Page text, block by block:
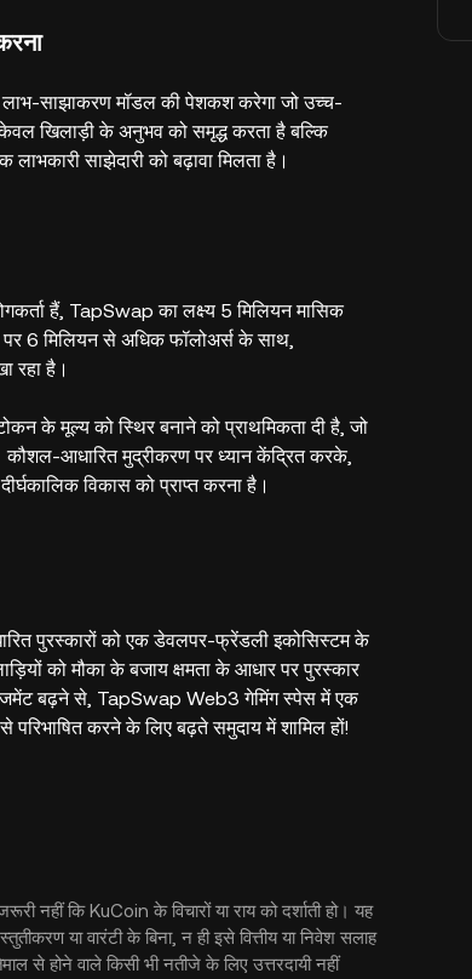
साझाकरण मॉडल की पेशकश करेगा जो उच्च-
केवल खिलाड़ी के अनुभव को समृद्ध करता है बल्कि
साझेदारी को बढ़ावा मिलता है।
हैं, TapSwap का लक्ष्य 5 मिलियन मासिक
6 मिलियन से अधिक फॉलोअर्स के साथ,
रहा है।
के मूल्य को स्थिर बनाने को प्राथमिकता दी है, जो
कौशल-आधारित मुद्रीकरण पर ध्यान केंद्रित करके,
विकास को प्राप्त करना है।
पुरस्कारों को एक डेवलपर-फ्रेंडली इकोसिस्टम के
को मौका के बजाय क्षमता के आधार पर पुरस्कार
बढ़ने से, TapSwap Web3 गेमिंग स्पेस में एक
करने के लिए बढ़ते समुदाय में शामिल हों!
नहीं कि KuCoin के विचारों या राय को दर्शाती हो। यह
या वारंटी के बिना, न ही इसे वित्तीय या निवेश सलाह
से होने वाले किसी भी नतीजे के लिए उत्तरदायी नहीं